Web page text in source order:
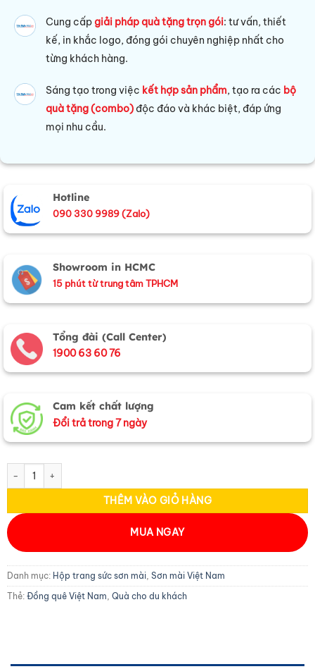
Cung cấpgiải pháp quà tặng trọn gói: tư vấn, thiết
kế, in khắc logo, đóng gói chuyên nghiệp nhất cho
từng khách hàng.
Sáng tạo trong việc kết hợp sản phẩm, tạo ra các bộ
quà tặng (combo) độc đáo và khác biệt, đáp ứng
mọi nhu cầu.
Hotline
090 330 9989 (Zalo)
Showroom in HCMC
15 phút từ trung tâm TPHCM
Tổng đài (Call Center)
1900 63 60 76
Cam kết chất lượng
Đổi trả trong 7 ngày
Hộp trang sức sơn mài đồng quê đen trắng HTS79/1 số lượng
THÊM VÀO GIỎ HÀNG
MUA NGAY
Danh mục: Hộp trang sức sơn mài, Sơn mài Việt Nam
Thẻ: Đồng quê Việt Nam, Quà cho du khách